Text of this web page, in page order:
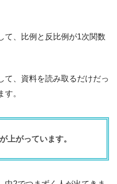
て、比例と反比例が1次関数
て、資料を読み取るだけだっ
。
上がっています。